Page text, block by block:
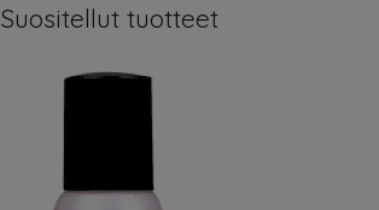
Suositellut tuotteet